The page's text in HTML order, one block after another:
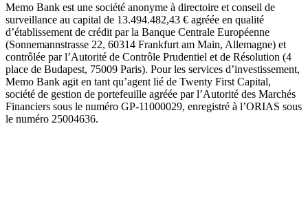
Memo Bank est une société anonyme à directoire et conseil de
surveillance au capital de 13.494.482,43 € agréée en qualité
d’établissement de crédit par la Banque Centrale Européenne
(Sonnemannstrasse 22, 60314 Frankfurt am Main, Allemagne) et
contrôlée par l’Autorité de Contrôle Prudentiel et de Résolution (4
place de Budapest, 75009 Paris). Pour les services d’investissement,
Memo Bank agit en tant qu’agent lié de Twenty First Capital,
société de gestion de portefeuille agréée par l’Autorité des Marchés
Financiers sous le numéro GP-11000029, enregistré à l’ORIAS sous
le numéro 25004636.